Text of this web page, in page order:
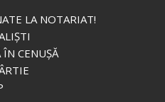
LA NOTARIAT!
CENUȘĂ